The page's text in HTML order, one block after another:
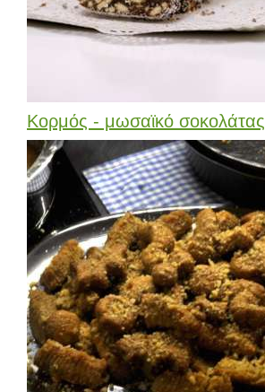
Κορμός - μωσαϊκό σοκολάτας